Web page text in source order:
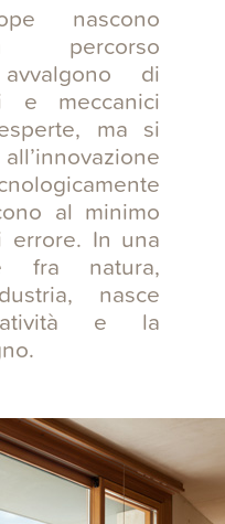
nascono
percorso
di
e meccanici
ma si
al minimo
errore. In una
fra natura,
nasce
e la